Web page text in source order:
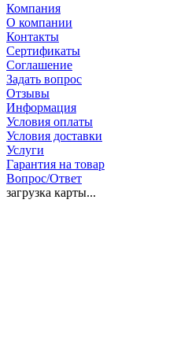
Компания
О компании
Контакты
Сертификаты
Соглашение
Задать вопрос
Отзывы
Информация
Условия оплаты
Условия доставки
Услуги
Гарантия на товар
Вопрос/Ответ
загрузка карты...